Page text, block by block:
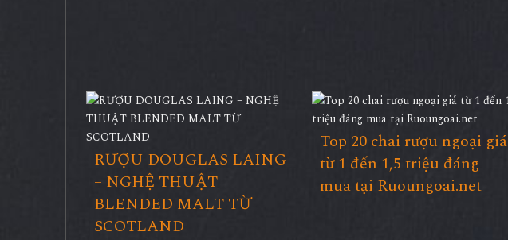
RƯỢU DOUGLAS LAING
– NGHỆ THUẬT
BLENDED MALT TỪ
SCOTLAND
Top 20 chai rượu ngoại giá
từ 1 đến 1,5 triệu đáng
mua tại Ruoungoai.net